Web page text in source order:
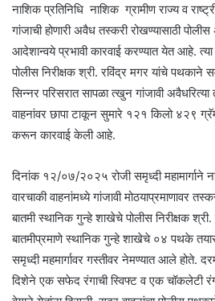
नाशिक प्रतिनिधि नाशिक ग्रामीण राज्य व
गांजाची होणारी अवैध तस्करी रोखण्यासाठी
आदेशान्वये प्रभावी कारवाई करण्यात येत आहे.
पोलीस निरीक्षक श्री. रविंद्र मगर यांचे पथकाने
सिन्नर परिसरात सापळा त्खुन गांजावी
वाहनांवर छापा टाकून सुमारे १२१ किलो ४२९
करून कारवाई केली आहे.
दिनांक १२/०७/२०२५ रोजी समृध्दी
वारचाकी वाहनांमध्ये गांजावी मोठयाप्रमाणावर
बातमी स्थानिक गुन्हे शाखेचे पोलीस निरीक्षक श्री.
बातमीप्रमाणे स्थानिक गुन्हे शाखेचे ०४ पथके
समृध्दी महमार्गावर गस्तीवर नेमण्यात आले होते.
दिशेने एक सफेद रंगाची स्विफ्ट व एक चॉकलेटी